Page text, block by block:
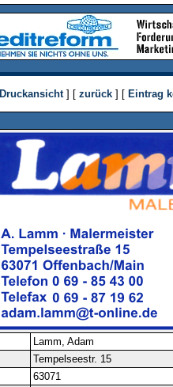
Druckansicht] [ zurück ] [ Eintrag
Lamm, Adam
Tempelseestr. 15
63071